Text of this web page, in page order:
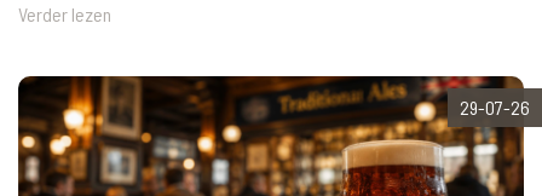
Verder lezen
29-07-26